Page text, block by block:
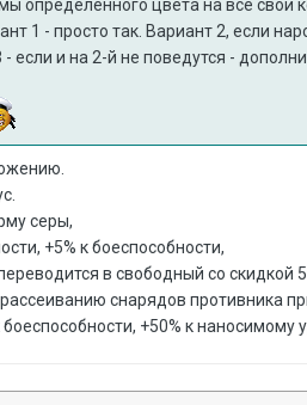
определённого цвета на все свои
1 - просто так. Вариант 2, если
если и на 2-й не поведутся -
серы,
+5% к боеспособности,
в свободный со скидкой
снарядов противника
+50% к наносимому